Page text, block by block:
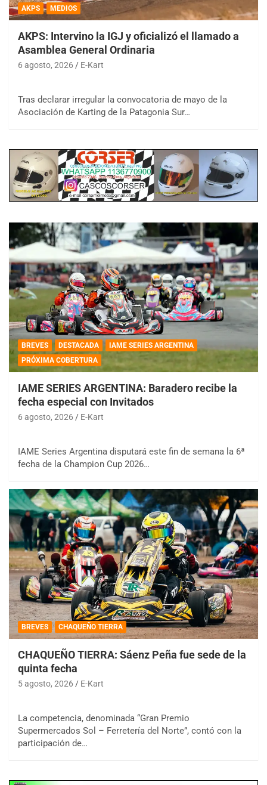
AKPS MEDIOS
AKPS: Intervino la IGJ y oficializó el llamado a
Asamblea General Ordinaria
6 agosto, 2026 E-Kart
Tras declarar irregular la convocatoria de mayo de la
Asociación de Karting de la Patagonia Sur…
BREVES DESTACADA
IAME SERIES ARGENTINA
PRÓXIMA COBERTURA
IAME SERIES ARGENTINA: Baradero recibe la
fecha especial con Invitados
6 agosto, 2026 E-Kart
IAME Series Argentina disputará este fin de semana la 6ª
fecha de la Champion Cup 2026…
BREVES CHAQUEÑO TIERRA
CHAQUEÑO TIERRA: Sáenz Peña fue sede de la
quinta fecha
5 agosto, 2026 E-Kart
La competencia, denominada “Gran Premio
Supermercados Sol – Ferretería del Norte”, contó con la
participación de…